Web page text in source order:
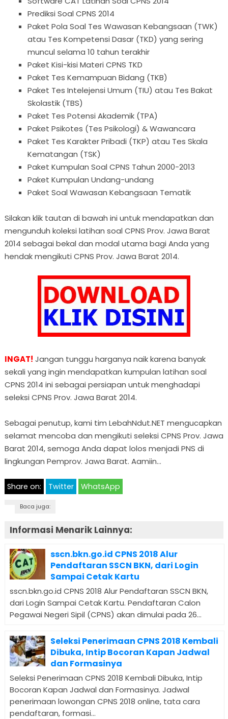
Prediksi Soal CPNS 2014
Paket Pola Soal Tes Wawasan Kebangsaan (TWK)
atau Tes Kompetensi Dasar (TKD) yang sering
muncul selama 10 tahun terakhir
Paket Kisi-kisi Materi CPNS TKD
Paket Tes Kemampuan Bidang (TKB)
Paket Tes Intelejensi Umum (TIU) atau Tes Bakat
Skolastik (TBS)
Paket Tes Potensi Akademik (TPA)
Paket Psikotes (Tes Psikologi) & Wawancara
Paket Tes Karakter Pribadi (TKP) atau Tes Skala
Kematangan (TSK)
Paket Kumpulan Soal CPNS Tahun 2000-2013
Paket Kumpulan Undang-undang
Paket Soal Wawasan Kebangsaan Tematik
Silakan klik tautan di bawah ini untuk mendapatkan dan
mengunduh koleksi latihan soal CPNS Prov. Jawa Barat
2014 sebagai bekal dan modal utama bagi Anda yang
hendak mengikuti CPNS Prov. Jawa Barat 2014.
INGAT! Jangan tunggu harganya naik karena banyak
sekali yang ingin mendapatkan kumpulan latihan soal
CPNS 2014 ini sebagai persiapan untuk menghadapi
seleksi CPNS Prov. Jawa Barat 2014.
Sebagai penutup, kami tim LebahNdut.NET mengucapkan
selamat mencoba dan mengikuti seleksi CPNS Prov. Jawa
Barat 2014, semoga Anda dapat lolos menjadi PNS di
lingkungan Pemprov. Jawa Barat. Aamiin…
Share on: Twitter WhatsApp
Baca juga:
Informasi Menarik Lainnya:
sscn.bkn.go.id CPNS 2018 Alur
Pendaftaran SSCN BKN, dari Login
Sampai Cetak Kartu
sscn.bkn.go.id CPNS 2018 Alur Pendaftaran SSCN BKN,
dari Login Sampai Cetak Kartu. Pendaftaran Calon
Pegawai Negeri Sipil (CPNS) akan dimulai pada 26...
Seleksi Penerimaan CPNS 2018 Kembali
Dibuka, Intip Bocoran Kapan Jadwal
dan Formasinya
Seleksi Penerimaan CPNS 2018 Kembali Dibuka, Intip
Bocoran Kapan Jadwal dan Formasinya. Jadwal
penerimaan lowongan CPNS 2018 online, tata cara
pendaftaran, formasi...